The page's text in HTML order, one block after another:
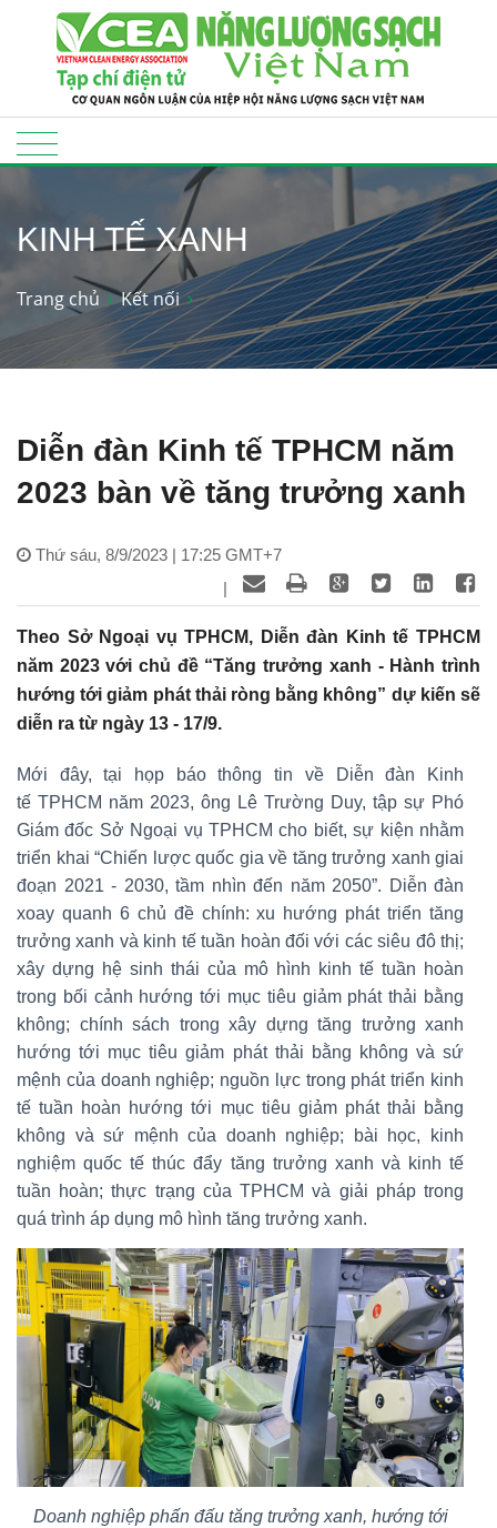
KINH TẾ XANH
Trang chủ Kết nối
Diễn đàn Kinh tế TPHCM năm
2023 bàn về tăng trưởng xanh
Thứ sáu, 8/9/2023 | 17:25 GMT+7
|
Theo Sở Ngoại vụ TPHCM, Diễn đàn Kinh tế TPHCM
năm 2023 với chủ đề “Tăng trưởng xanh - Hành trình
hướng tới giảm phát thải ròng bằng không” dự kiến sẽ
diễn ra từ ngày 13 - 17/9.
Mới đây, tại họp báo thông tin về Diễn đàn Kinh
tế TPHCM năm 2023, ông Lê Trường Duy, tập sự Phó
Giám đốc Sở Ngoại vụ TPHCM cho biết, sự kiện nhằm
triển khai “Chiến lược quốc gia về tăng trưởng xanh giai
đoạn 2021 - 2030, tầm nhìn đến năm 2050”. Diễn đàn
xoay quanh 6 chủ đề chính: xu hướng phát triển tăng
trưởng xanh và kinh tế tuần hoàn đối với các siêu đô thị;
xây dựng hệ sinh thái của mô hình kinh tế tuần hoàn
trong bối cảnh hướng tới mục tiêu giảm phát thải bằng
không; chính sách trong xây dựng tăng trưởng xanh
hướng tới mục tiêu giảm phát thải bằng không và sứ
mệnh của doanh nghiệp; nguồn lực trong phát triển kinh
tế tuần hoàn hướng tới mục tiêu giảm phát thải bằng
không và sứ mệnh của doanh nghiệp; bài học, kinh
nghiệm quốc tế thúc đẩy tăng trưởng xanh và kinh tế
tuần hoàn; thực trạng của TPHCM và giải pháp trong
quá trình áp dụng mô hình tăng trưởng xanh.
Doanh nghiệp phấn đấu tăng trưởng xanh, hướng tới